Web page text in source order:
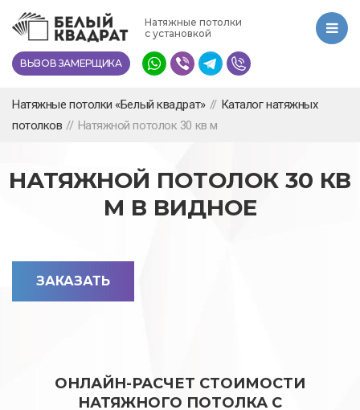
Перейти
основному
содержанию
Натяжные потолки
с установкой
ВЫЗОВ ЗАМЕРЩИКА
Натяжные потолки «Белый квадрат» // Каталог натяжных
потолков // Натяжной потолок 30 кв м
НАТЯЖНОЙ ПОТОЛОК 30 КВ
М В ВИДНОЕ
ЗАКАЗАТЬ
ОНЛАЙН-РАСЧЕТ СТОИМОСТИ
НАТЯЖНОГО ПОТОЛКА С